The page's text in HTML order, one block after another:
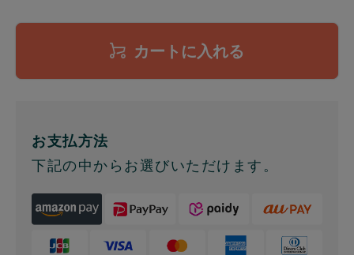
カートに入れる
お支払方法
下記の中からお選びいただけます。